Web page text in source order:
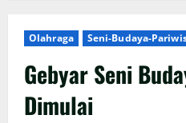
Olahraga Seni-Budaya-
Gebyar Seni
Dimulai